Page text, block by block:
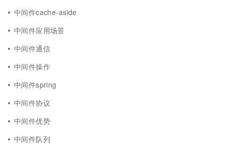
中间件cache-aside
中间件应用场景
中间件通信
中间件操作
中间件spring
中间件协议
中间件优势
中间件队列